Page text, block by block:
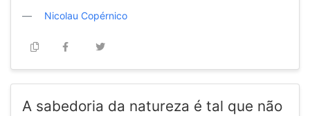
Nicolau Copérnico
A sabedoria da natureza é tal que não